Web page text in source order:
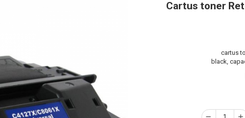
Cartus toner
cartus
black,